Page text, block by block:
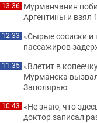
13:36 Мурманчанин
Аргентины и взял
12:33 «Сырые сосиски и
пассажиров
11:35 «Влетит в
Мурманска
Заполярью
10:43 «Не знаю, что
доктор записал